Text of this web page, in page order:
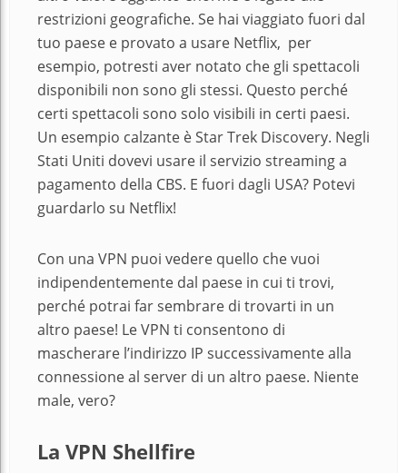
restrizioni geografiche. Se hai viaggiato fuori dal
tuo paese e provato a usare Netflix, per
esempio, potresti aver notato che gli spettacoli
disponibili non sono gli stessi. Questo perché
certi spettacoli sono solo visibili in certi paesi.
Un esempio calzante èStar Trek Discovery. Negli
Stati Uniti dovevi usare il servizio streaming a
pagamento della CBS. E fuori dagli USA? Potevi
guardarlo su Netflix!
Con una VPN puoi vedere quello che vuoi
indipendentemente dal paese in cui ti trovi,
perché potrai far sembrare di trovarti in un
altro paese! Le VPN ti consentono di
mascherare l’indirizzo IP successivamente alla
connessione al server di un altro paese. Niente
male, vero?
La VPN Shellfire